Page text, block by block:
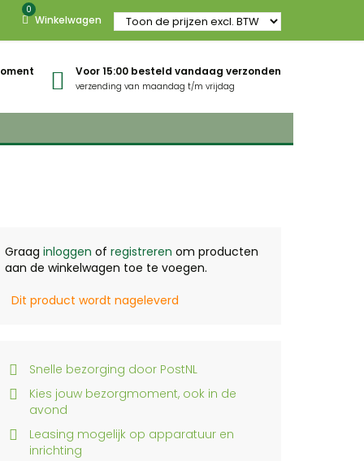
0
Winkelwagen
Voor 15:00 besteld vandaag verzonden
verzending van maandag t/m vrijdag
Graag inloggen of registreren om producten
aan de winkelwagen toe te voegen.
Dit product wordt nageleverd
Snelle bezorging door PostNL
Kies jouw bezorgmoment, ook in de
avond
Leasing mogelijk op apparatuur en
inrichting